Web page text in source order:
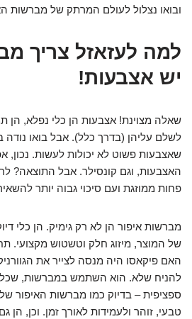
ובואו נצלול לעולם המרתק של מברשות
למה לעזאזל צריך
יש אצבעות!
שאלה מצוינת! אצבעות הן כלי נפלא, הן
לשלם עליהן (בדרך כלל). אבל בואו
שאצבעות פשוט לא יכולות לעשות. נכון,
האצבעות, וגם קונסילר. אבל התוצאה?
פחות ממוזגת ועם סיכוי גבוה יותר
מברשות איפור הן לא רק גימיק. הן כלי
של המוצר, מיזוג חלק וטשטוש מקצועי.
האם פיקאסו היה מנסה לצייר את
להניח שלא. הוא השתמש במברשות,
ספציפית – בדיוק כמו מברשות האיפור
טבעי, זוהר ולעמידות לאורך זמן. וכן, הן